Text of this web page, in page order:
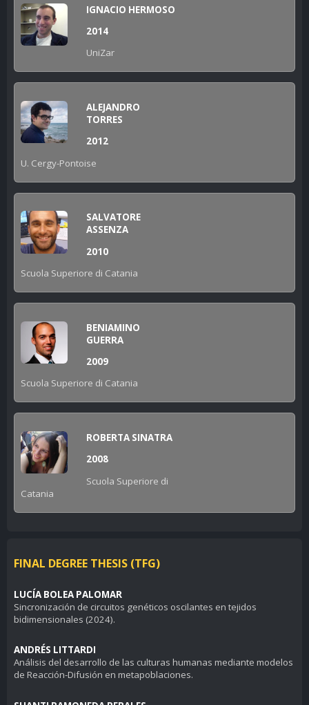
IGNACIO HERMOSO
2014
UniZar
ALEJANDRO
TORRES
2012
U. Cergy-Pontoise
SALVATORE
ASSENZA
2010
Scuola Superiore di Catania
BENIAMINO
GUERRA
2009
Scuola Superiore di Catania
ROBERTA SINATRA
2008
Scuola Superiore di
Catania
FINAL DEGREE THESIS (TFG)
LUCÍA BOLEA PALOMAR
Sincronización de circuitos genéticos oscilantes en tejidos
bidimensionales (2024).
ANDRÉS LITTARDI
Análisis del desarrollo de las culturas humanas mediante modelos
de Reacción-Difusión en metapoblaciones.